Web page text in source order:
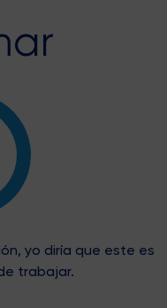
yo diría que este es
trabajar.